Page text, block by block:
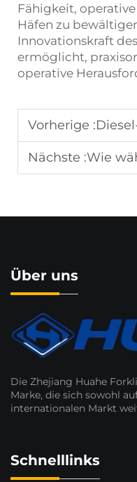
Fähigkeit,
Häfen zu
Innovationskraft
ermöglicht,
operative
Vorherige :Diesel-
Nächste :Wie wählt man
Über uns
Die Zhejiang Huahe
Marke, die sich sowohl
internationalen Markt
Schnelllinks